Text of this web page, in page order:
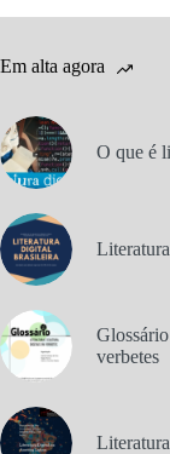
Em alta agora
O que é
verbetes